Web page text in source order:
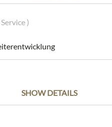
)
SHOW DETAILS